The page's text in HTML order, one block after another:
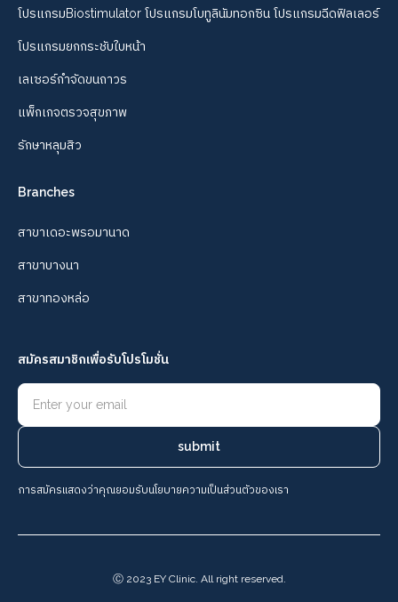
โปรแกรมBiostimulator โปรแกรมโบทูลินัมทอกซิน โปรแกรมฉีดฟิลเลอร์
โปรแกรมยกกระชับใบหน้า
เลเซอร์กำจัดขนถาวร
แพ็กเกจตรวจสุขภาพ
รักษาหลุมสิว
Branches
สาขาเดอะพรอมานาด
สาขาบางนา
สาขาทองหล่อ
สมัครสมาชิกเพื่อรับโปรโมชั่น
การสมัครแสดงว่าคุณยอมรับนโยบายความเป็นส่วนตัวของเรา
Ⓒ 2023 EY Clinic. All right reserved.